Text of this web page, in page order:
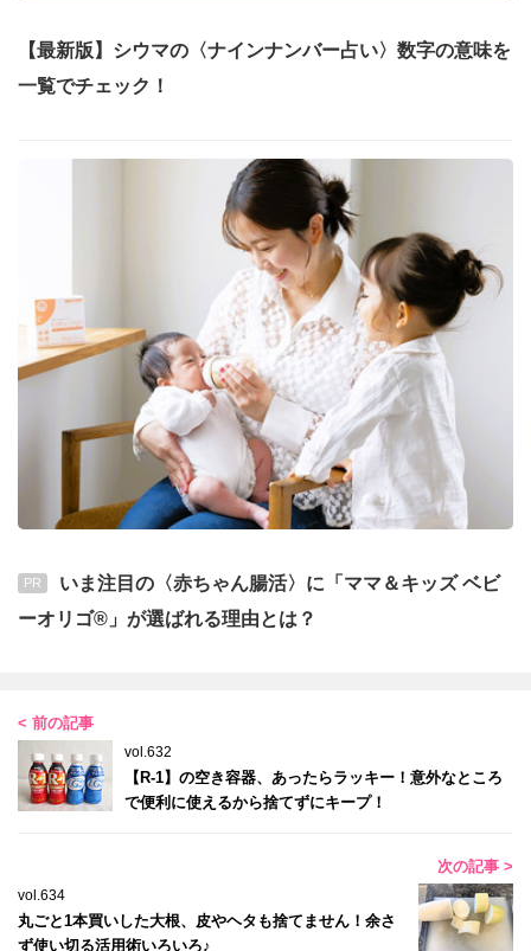
【最新版】シウマの〈ナインナンバー占い〉数字の意味を
一覧でチェック！
PR
いま注目の〈赤ちゃん腸活〉に「ママ＆キッズ ベビ
ーオリゴ®」が選ばれる理由とは？
< 前の記事
vol.632
【R-1】の空き容器、あったらラッキー！意外なところ
で便利に使えるから捨てずにキープ！
次の記事 >
vol.634
丸ごと1本買いした大根、皮やヘタも捨てません！余さ
ず使い切る活用術いろいろ♪